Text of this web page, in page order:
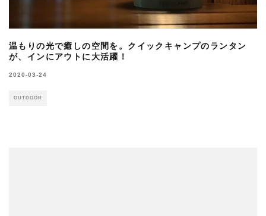
温もりの光で癒しの空間を。クイックキャンプのランタン
が、インにアウトに大活躍！
2020-03-24
OUTDOOR